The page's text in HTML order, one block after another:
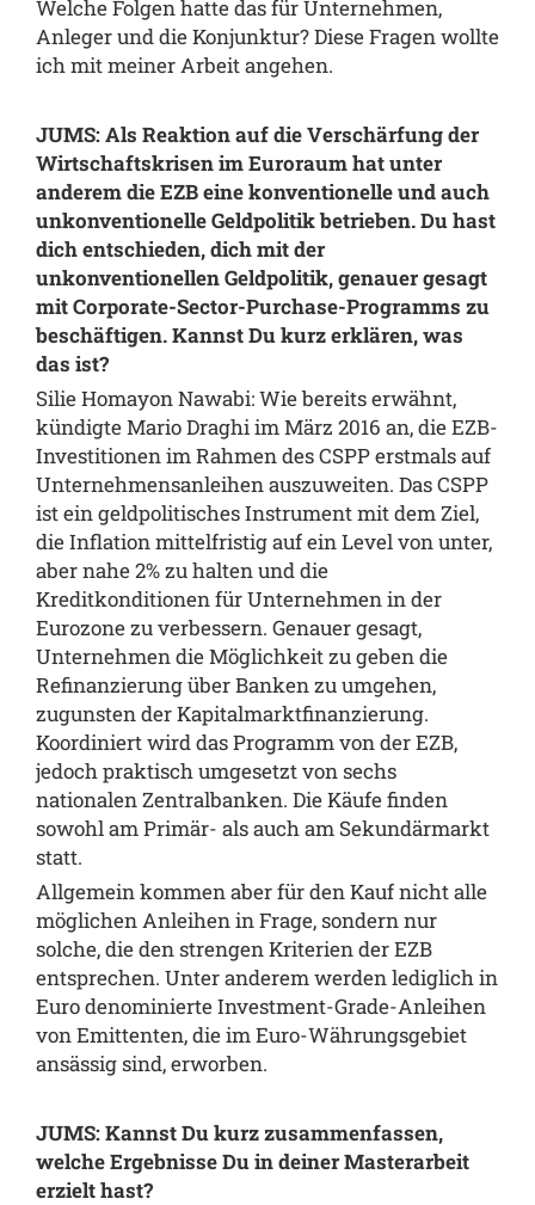
Welche Folgen hatte das für Unternehmen,
Anleger und die Konjunktur? Diese Fragen wollte
ich mit meiner Arbeit angehen.
JUMS: Als Reaktion auf die Verschärfung der
Wirtschaftskrisen im Euroraum hat unter
anderem die EZB eine konventionelle und auch
unkonventionelle Geldpolitik betrieben. Du hast
dich entschieden, dich mit der
unkonventionellen Geldpolitik, genauer gesagt
mit Corporate-Sector-Purchase-Programms zu
beschäftigen. Kannst Du kurz erklären, was
das ist?
Silie Homayon Nawabi: Wie bereits erwähnt,
kündigte Mario Draghi im März 2016 an, die EZB-
Investitionen im Rahmen des CSPP erstmals auf
Unternehmensanleihen auszuweiten. Das CSPP
ist ein geldpolitisches Instrument mit dem Ziel,
die Inflation mittelfristig auf ein Level von unter,
aber nahe 2% zu halten und die
Kreditkonditionen für Unternehmen in der
Eurozone zu verbessern. Genauer gesagt,
Unternehmen die Möglichkeit zu geben die
Refinanzierung über Banken zu umgehen,
zugunsten der Kapitalmarktfinanzierung.
Koordiniert wird das Programm von der EZB,
jedoch praktisch umgesetzt von sechs
nationalen Zentralbanken. Die Käufe finden
sowohl am Primär- als auch am Sekundärmarkt
statt.
Allgemein kommen aber für den Kauf nicht alle
möglichen Anleihen in Frage, sondern nur
solche, die den strengen Kriterien der EZB
entsprechen. Unter anderem werden lediglich in
Euro denominierte Investment-Grade-Anleihen
von Emittenten, die im Euro-Währungsgebiet
ansässig sind, erworben.
JUMS: Kannst Du kurz zusammenfassen,
welche Ergebnisse Du in deiner Masterarbeit
erzielt hast?